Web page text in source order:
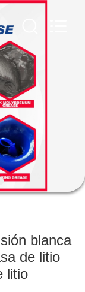
blanca
de litio
litio